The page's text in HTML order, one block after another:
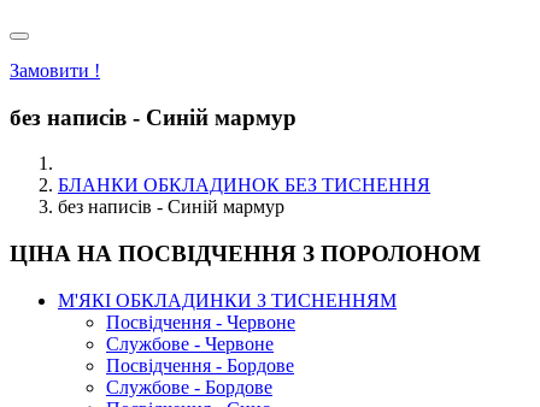
Замовити !
без написів - Синій мармур
БЛАНКИ ОБКЛАДИНОК БЕЗ ТИСНЕННЯ
без написів - Синій мармур
ЦІНА НА ПОСВІДЧЕННЯ З ПОРОЛОНОМ
М'ЯКІ ОБКЛАДИНКИ З ТИСНЕННЯМ
Посвідчення - Червоне
Службове - Червоне
Посвідчення - Бордове
Службове - Бордове